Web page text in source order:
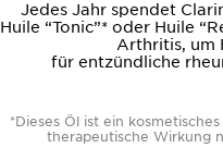
Jedes Jahr spendet
Huile “Tonic”* oder Huile
Arthritis, um
für entzündliche
*Dieses Öl ist ein
therapeutische Wirkung